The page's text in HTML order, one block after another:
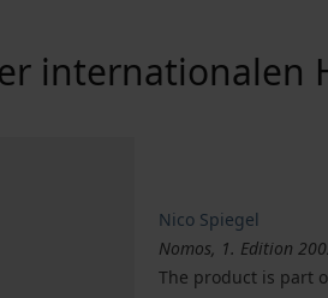
internationalen
Nico Spiegel
Nomos, 1. Edition
The product is part